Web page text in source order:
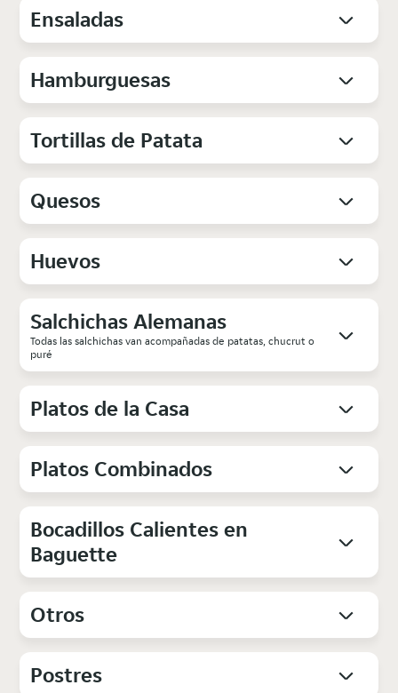
Ensaladas
Hamburguesas
Tortillas de Patata
Quesos
Huevos
Salchichas Alemanas
Todas las salchichas van acompañadas de patatas, chucrut o
puré
Platos de la Casa
Platos Combinados
Bocadillos Calientes en
Baguette
Otros
Postres